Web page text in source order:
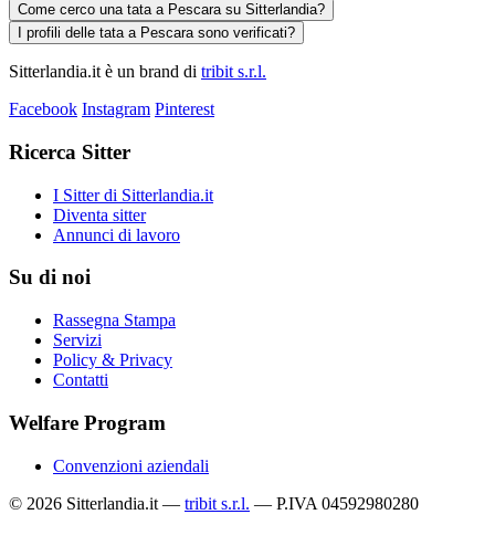
Come cerco una tata a Pescara su Sitterlandia?
I profili delle tata a Pescara sono verificati?
Sitterlandia.it è un brand di tribit s.r.l.
Facebook Instagram Pinterest
Ricerca Sitter
I Sitter di Sitterlandia.it
Diventa sitter
Annunci di lavoro
Su di noi
Rassegna Stampa
Servizi
Policy & Privacy
Contatti
Welfare Program
Convenzioni aziendali
© 2026 Sitterlandia.it — tribit s.r.l. — P.IVA 04592980280